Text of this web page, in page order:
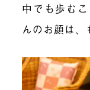
中でも歩む
んのお顔は、